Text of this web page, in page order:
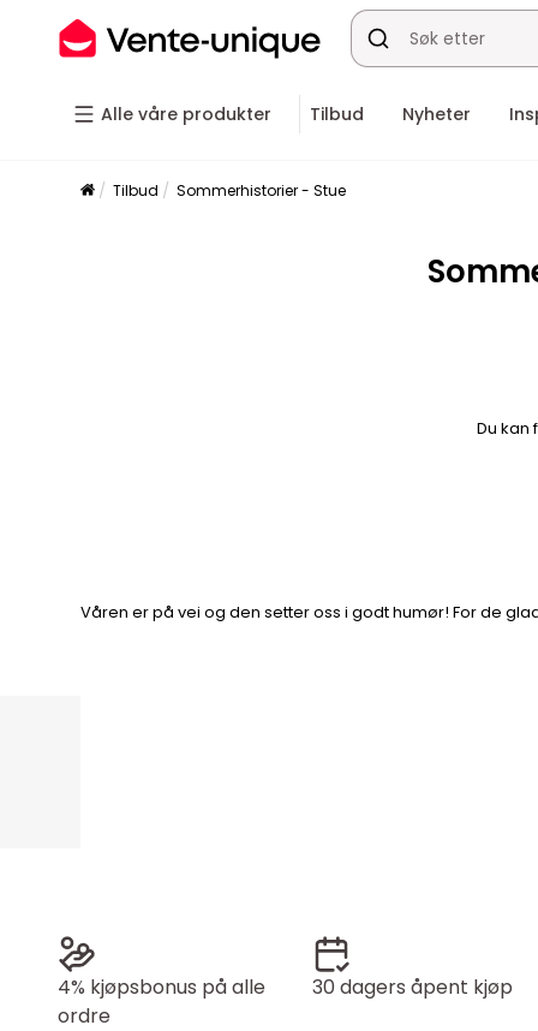
Alle våre produkter Tilbud Nyheter
Tilbud Sommerhistorier - Stue
Du
Våren er på vei og den setter oss i godt humør! For de
4% kjøpsbonus på alle
ordre
30 dagers åpent kjøp